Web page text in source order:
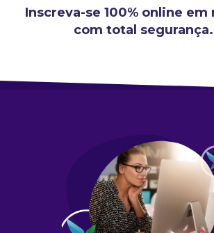
Inscreva-se 100% online
com total segurança.